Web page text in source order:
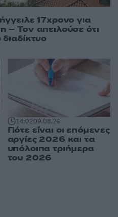
17χρονο για
– Τον απειλούσε ότι
14:0209.08.26
Πότε είναι οι επόμενες
αργίες 2026 και τα
υπόλοιπα τριήμερα
του 2026